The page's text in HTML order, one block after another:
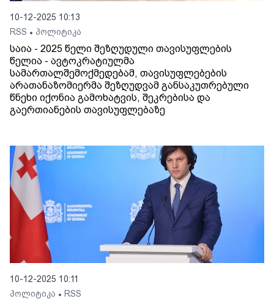
10-12-2025 10:13
RSS • პოლიტიკა
საია - 2025 წელი შეზღუდული თავისუფლების
წელია - ავტოკრატიულმა
სამართალშემოქმედებამ, თავისუფლებების
არათანაზომიერმა შეზღუდვამ განსაკუთრებული
წნეხი იქონია გამოხატვის, შეკრებისა და
გაერთიანების თავისუფლებაზე
10-12-2025 10:11
პოლიტიკა • RSS